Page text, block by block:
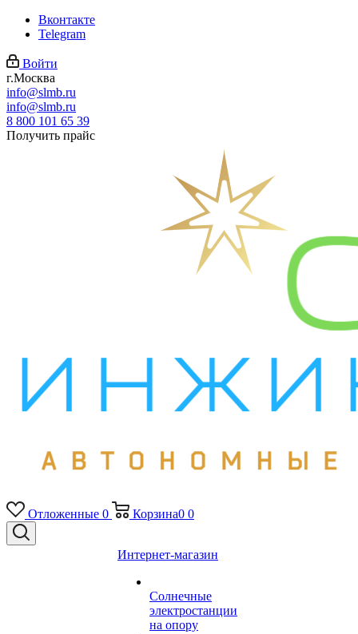
Вконтакте
Telegram
Войти
г.Москва
info@slmb.ru
info@slmb.ru
8 800 101 65 39
Получить прайс
Отложенные 0 Корзина0 0
Интернет-магазин
Солнечные
электростанции
на опору